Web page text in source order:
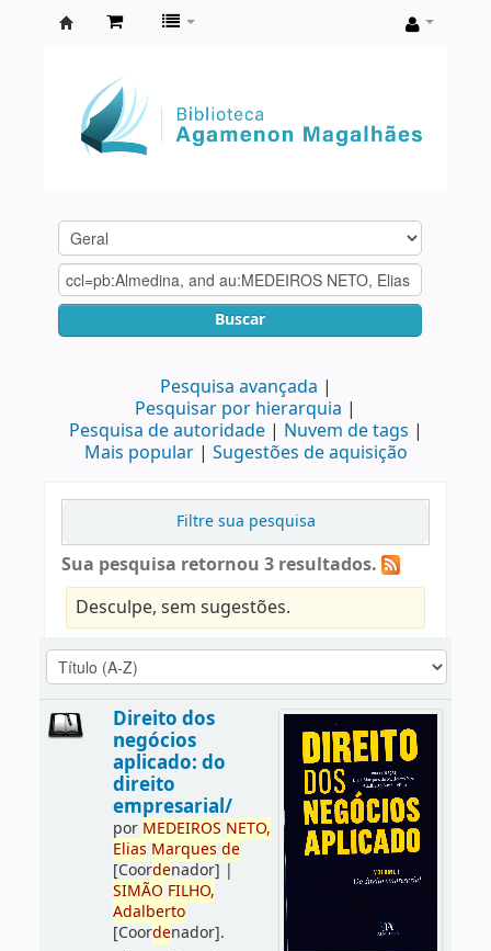
Agamenon
Magalhães
Buscar
Pesquisa avançada
Pesquisar por hierarquia
Pesquisa de autoridade
Nuvem de tags
Mais popular
Sugestões de aquisição
Filtre sua pesquisa
Sua pesquisa retornou 3 resultados.
Desculpe, sem sugestões.
Direito dos
negócios
aplicado: do
direito
empresarial/
por MEDEIROS NETO,
Elias Marques de
[Coordenador] |
SIMÃO FILHO,
Adalberto
[Coordenador].